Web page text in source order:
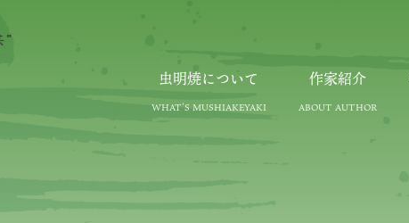
虫明焼について 作家紹介